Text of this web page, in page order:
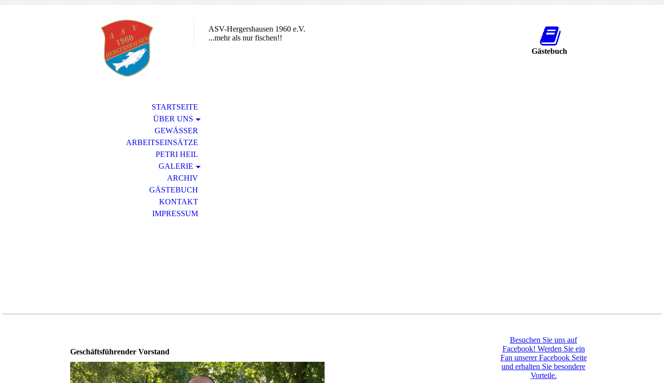
ASV-Hergershausen 1960 e.V.
...mehr als nur fischen!!
Gästebuch
STARTSEITE
ÜBER UNS
GEWÄSSER
ARBEITSEINSÄTZE
PETRI HEIL
GALERIE
ARCHIV
GÄSTEBUCH
KONTAKT
IMPRESSUM
Geschäftsführender Vorstand
Besuchen Sie uns auf
Facebook! Werden Sie ein
Fan unserer Facebook Seite
und erhalten Sie besondere
Vorteile.